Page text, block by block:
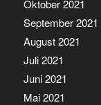
Oktober 2021
September 2021
August 2021
Juli 2021
Juni 2021
Mai 2021